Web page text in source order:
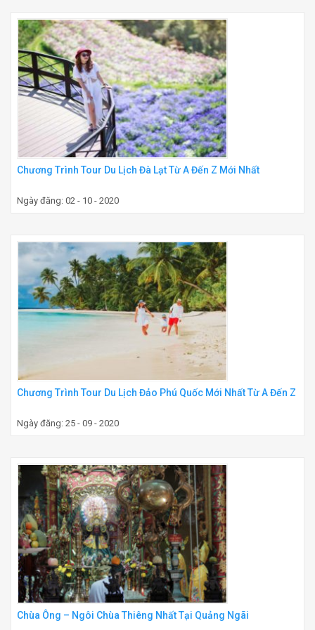
Chương Trình Tour Du Lịch Đà Lạt Từ A Đến Z Mới Nhất
Ngày đăng: 02 - 10 - 2020
Chương Trình Tour Du Lịch Đảo Phú Quốc Mới Nhất Từ A Đến Z
Ngày đăng: 25 - 09 - 2020
Chùa Ông – Ngôi Chùa Thiêng Nhất Tại Quảng Ngãi